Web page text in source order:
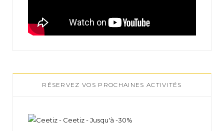
RÉSERVEZ VOS PROCHAINES ACTIVITÉS